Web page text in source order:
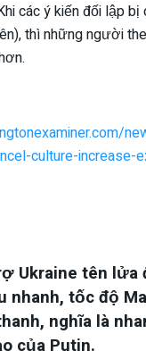
các ý kiến đối lập
thì những người
culture-increase-
Ukraine tên lửa
nhanh, tốc độ
nghĩa là
của Putin.